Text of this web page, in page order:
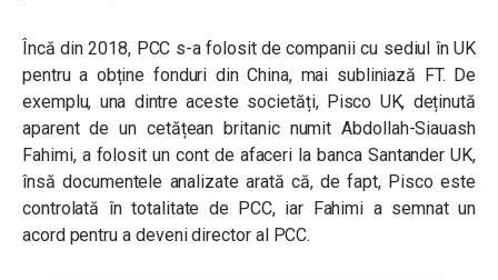
Încă din 2018, PCC s-a folosit de companii cu sediul în UK
pentru a obține fonduri din China, mai subliniază FT. De
exemplu, una dintre aceste societăți, Pisco UK, deținută
aparent de un cetățean britanic numit Abdollah-Siauash
Fahimi, a folosit un cont de afaceri la banca Santander UK,
însă documentele analizate arată că, de fapt, Pisco este
controlată în totalitate de PCC, iar Fahimi a semnat un
acord pentru a deveni director al PCC.